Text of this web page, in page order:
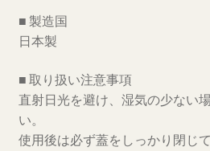
■ 製造国
日本製
■ 取り扱い注意事項
直射日光を避け、湿気の少ない
い。
使用後は必ず蓋をしっかり閉じて